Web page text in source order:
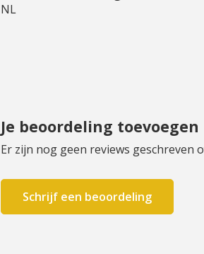
NL
Je beoordeling toevoegen
Er zijn nog geen reviews geschreven
Schrijf een beoordeling